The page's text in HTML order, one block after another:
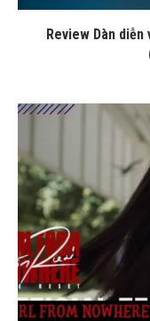
Review Dàn